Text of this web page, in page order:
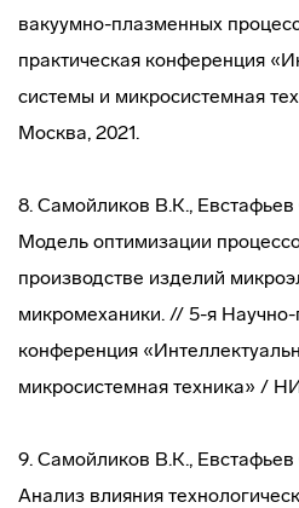
вакуумно-плазменных
практическая конференция
системы и микросистемная
Москва, 2021.
8. Самойликов В.К., Евстафьев
Модель оптимизации
производстве изделий
микромеханики. // 5-я Научно-
конференция
микросистемная техника» /
9. Самойликов В.К., Евстафьев
Анализ влияния